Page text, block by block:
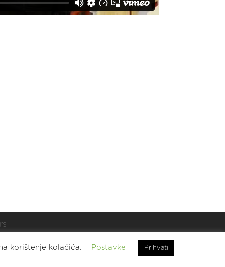
korištenje kolačića. Postavke Prihvati